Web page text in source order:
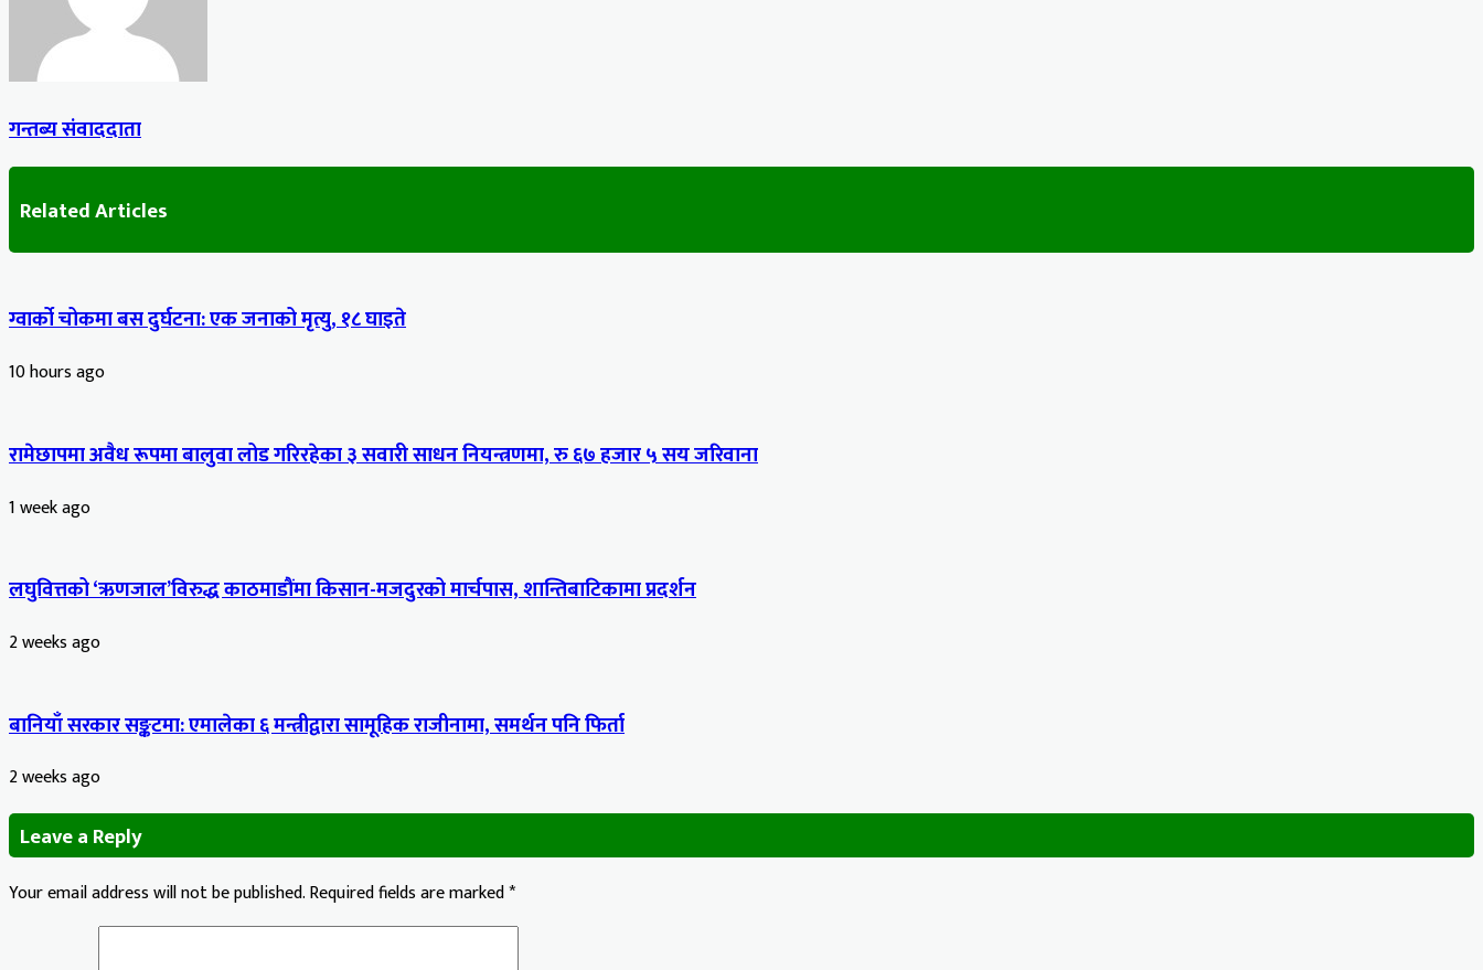
गन्तब्य संवाददाता
Related Articles
ग्वार्को चोकमा बस दुर्घटना: एक जनाको मृत्यु, १८ घाइते
10 hours ago
रामेछापमा अवैध रूपमा बालुवा लोड गरिरहेका ३ सवारी साधन नियन्त्रणमा, रु ६७ हजार ५ सय जरिवाना
1 week ago
लघुवित्तको ‘ऋणजाल’विरुद्ध काठमाडौंमा किसान-मजदुरको मार्चपास, शान्तिबाटिकामा प्रदर्शन
2 weeks ago
बानियाँ सरकार सङ्कटमा: एमालेका ६ मन्त्रीद्वारा सामूहिक राजीनामा, समर्थन पनि फिर्ता
2 weeks ago
Leave a Reply
Your email address will not be published.Required fields are marked*